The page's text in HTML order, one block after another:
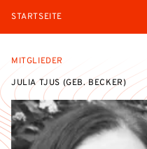
STARTSEITE
MITGLIEDER
JULIA TJUS (GEB. BECKER)